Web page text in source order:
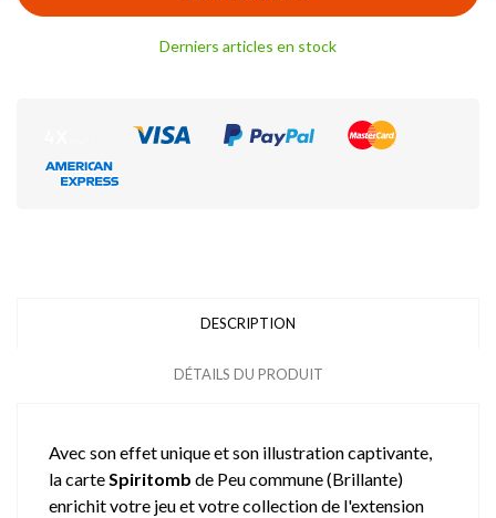
Derniers articles en stock
DESCRIPTION
DÉTAILS DU PRODUIT
Avec son effet unique et son illustration captivante,
la carteSpiritomb de Peu commune (Brillante)
enrichit votre jeu et votre collection de l'extension